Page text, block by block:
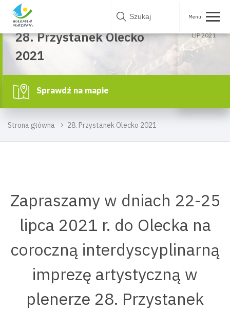
Skip
Strona główna 28. Przystanek Olecko 2021
Olecko
22.07.2021 - 25.07.2021
28. Przystanek Olecko
2021
22
LIP 2021
Sprawdź na mapie
Zapraszamy w dniach 22-25
lipca 2021 r. do Olecka na
coroczną interdyscyplinarną
imprezę artystyczną w
plenerze 28. Przystanek